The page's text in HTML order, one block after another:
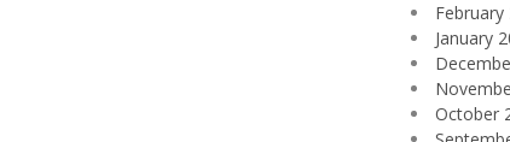
February
January
October